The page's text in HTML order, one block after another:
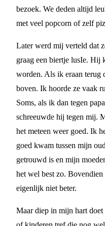
bezoek. We deden altijd
met veel popcorn of zelf
Later werd mij verteld dat
graag een biertje lusIe. Hij
worden. Als ik eraan terug
boven. Ik hoorde ze vaak
Soms, als ik dan tegen
schreeuwde hij tegen mij.
het meteen weer goed. Ik
goed kwam tussen mijn
getrouwd is en mijn
het wel best zo.
eigenlijk niet beter.
Maar diep in mijn hart